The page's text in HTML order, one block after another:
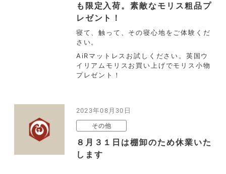
も限定入荷。素敵なモリス粗品プ
レゼント！
寝て、触って、その寝心地をご体験くだ
さい。
AiRマットレスお試しください。英国ウ
イリアムモリスお買い上げでモリス小物
プレゼント！
2023年08月30日
その他
８月３１日は棚卸のため休業いた
します